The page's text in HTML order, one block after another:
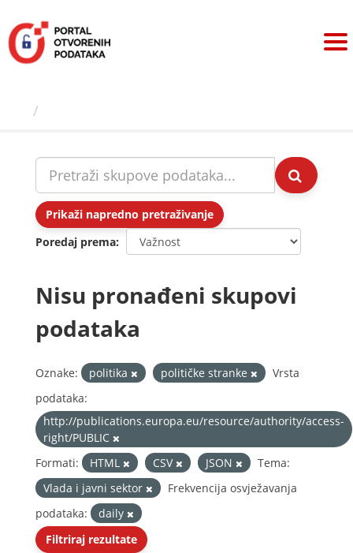
sadržaj
Prikaži napredno pretraživanje
Poredaj prema
Nisu pronađeni skupovi
podataka
Oznake: politika političke stranke
Vrsta
podataka:
http://publications.europa.eu/resource/authority/access-
right/PUBLIC
Formati:
HTML CSV JSON
Tema:
Vlada i javni sektor
Frekvencija osvježavanja
podataka:
daily
Filtriraj rezultate